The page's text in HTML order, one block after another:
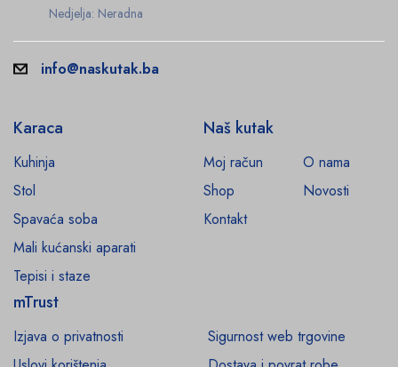
Nedjelja: Neradna
info@naskutak.ba
Karaca
Kuhinja
Stol
Spavaća soba
Mali kućanski aparati
Tepisi i staze
Naš kutak
Moj račun
O nama
Shop
Novosti
Kontakt
mTrust
Izjava o privatnosti
Sigurnost web trgovine